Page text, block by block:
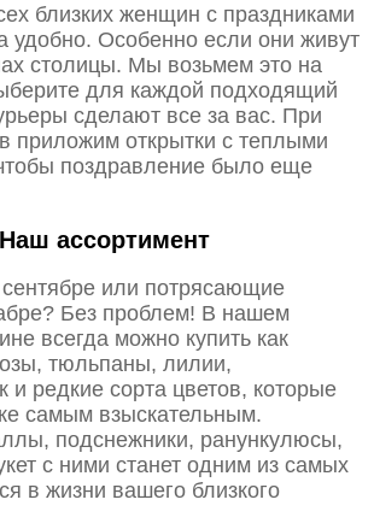
близких женщин с праздниками
удобно. Особенно если они живут
столицы. Мы возьмем это на
для каждой подходящий
сделают все за вас. При
приложим открытки с теплыми
поздравление было еще
Наш ассортимент
сентябре или потрясающие
Без проблем! В нашем
всегда можно купить как
тюльпаны, лилии,
и редкие сорта цветов, которые
самым взыскательным.
подснежники, ранункулюсы,
с ними станет одним из самых
в жизни вашего близкого